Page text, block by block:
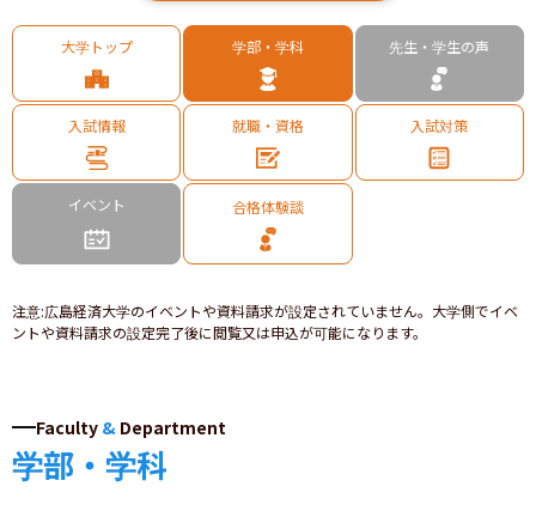
大学トップ 学部・学科 先生・学生の声
入試情報 就職・資格 入試対策
イベント 合格体験談
注意:広島経済大学のイベントや資料請求が設定されていません。大学側でイベ
ントや資料請求の設定完了後に閲覧又は申込が可能になります。
Faculty & Department
学部・学科